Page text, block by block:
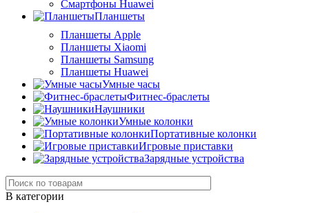
Смартфоны Huawei
Планшеты
Планшеты Apple
Планшеты Xiaomi
Планшеты Samsung
Планшеты Huawei
Умные часы
Фитнес-браслеты
Наушники
Умные колонки
Портативные колонки
Игровые приставки
Зарядные устройства
В категории